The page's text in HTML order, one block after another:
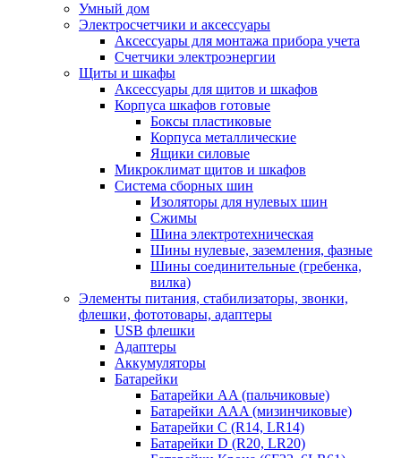
Умный дом
Электросчетчики и аксессуары
Аксессуары для монтажа прибора учета
Счетчики электроэнергии
Щиты и шкафы
Аксессуары для щитов и шкафов
Корпуса шкафов готовые
Боксы пластиковые
Корпуса металлические
Ящики силовые
Микроклимат щитов и шкафов
Система сборных шин
Изоляторы для нулевых шин
Сжимы
Шина электротехническая
Шины нулевые, заземления, фазные
Шины соединительные (гребенка,
вилка)
Элементы питания, стабилизаторы, звонки,
флешки, фототовары, адаптеры
USB флешки
Адаптеры
Аккумуляторы
Батарейки
Батарейки AA (пальчиковые)
Батарейки AAA (мизинчиковые)
Батарейки C (R14, LR14)
Батарейки D (R20, LR20)